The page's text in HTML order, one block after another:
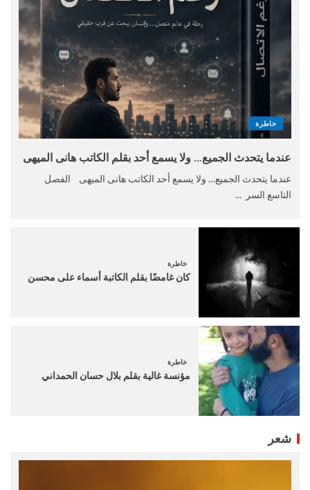
خاطرة
عندما يتحدث الجميع… ولا يسمع أحد بقلم الكاتب هانى الميهى
عندما يتحدث الجميع… ولا يسمع أحد الكاتب هانى الميهى الفصل
التاسع السر ...
خاطرة
كان غامضًا بقلم الكاتبة أسماء على محسن
خاطرة
مؤنسة غالية بقلم بلال حسان الحمداني
شعر